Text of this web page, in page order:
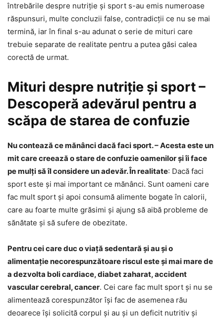
întrebările despre nutriție și sport s-au emis numeroase
răspunsuri, multe concluzii false, contradicții ce nu se mai
termină, iar în final s-au adunat o serie de mituri care
trebuie separate de realitate pentru a putea găsi calea
corectă de urmat.
Mituri despre nutriție și sport –
Descoperă adevărul pentru a
scăpa de starea de confuzie
Nu contează ce mănânci dacă faci sport. – Acesta este un
mit care creează o stare de confuzie oamenilor și îi face
pe mulți să îl considere un adevăr. În realitate: Dacă faci
sport este și mai important ce mănânci. Sunt oameni care
fac mult sport și apoi consumă alimente bogate în calorii,
care au foarte multe grăsimi și ajung să aibă probleme de
sănătate și să sufere de obezitate.
Pentru cei care duc o viață sedentară și au și o
alimentație necorespunzătoare riscul este și mai mare de
a dezvolta boli cardiace, diabet zaharat, accident
vascular cerebral, cancer. Cei care fac mult sport și nu se
alimentează corespunzător își fac de asemenea rău
deoarece își solicită corpul și au și un deficit nutritiv și